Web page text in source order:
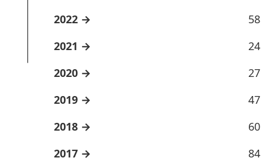
2022
58
2021
24
2020
27
2019
47
2018
60
2017
84